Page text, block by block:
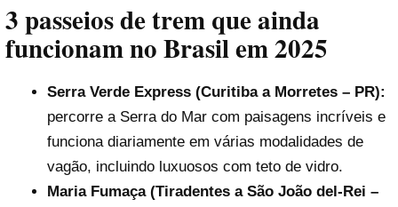
3 passeios de trem que ainda
funcionam no Brasil em 2025
Serra Verde Express (Curitiba a Morretes – PR):
percorre a Serra do Mar com paisagens incríveis e
funciona diariamente em várias modalidades de
vagão, incluindo luxuosos com teto de vidro.
Maria Fumaça (Tiradentes a São João del-Rei –